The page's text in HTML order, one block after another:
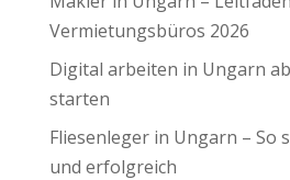
Vermietungsbüros 2026
Digital arbeiten in Ungarn
starten
Fliesenleger in Ungarn – So
und erfolgreich